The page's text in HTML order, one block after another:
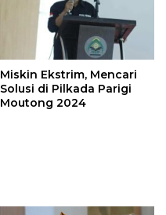
Miskin Ekstrim, Mencari
Solusi di Pilkada Parigi
Moutong 2024